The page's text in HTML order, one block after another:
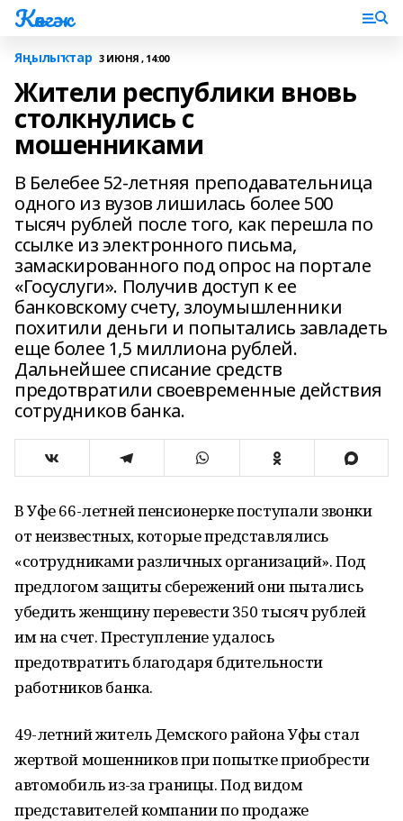
Көнгәк
Яңылыҡтар 3 ИЮНЯ , 14:00
Жители республики вновь
столкнулись с
мошенниками
В Белебее 52-летняя преподавательница
одного из вузов лишилась более 500
тысяч рублей после того, как перешла по
ссылке из электронного письма,
замаскированного под опрос на портале
«Госуслуги». Получив доступ к ее
банковскому счету, злоумышленники
похитили деньги и попытались завладеть
еще более 1,5 миллиона рублей.
Дальнейшее списание средств
предотвратили своевременные действия
сотрудников банка.
В Уфе 66-летней пенсионерке поступали звонки
от неизвестных, которые представлялись
«сотрудниками различных организаций». Под
предлогом защиты сбережений они пытались
убедить женщину перевести 350 тысяч рублей
им на счет. Преступление удалось
предотвратить благодаря бдительности
работников банка.
49-летний житель Демского района Уфы стал
жертвой мошенников при попытке приобрести
автомобиль из-за границы. Под видом
представителей компании по продаже